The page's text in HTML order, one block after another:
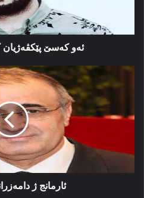
ئەو کەسێ پێکڤەژیان
ئارمانج
دامه‌زراندنا
پەکەکێ
ئارمانج ژ